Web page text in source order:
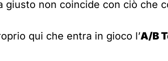
giusto non coincide con ciò che
qui che entra in gioco l’A/B